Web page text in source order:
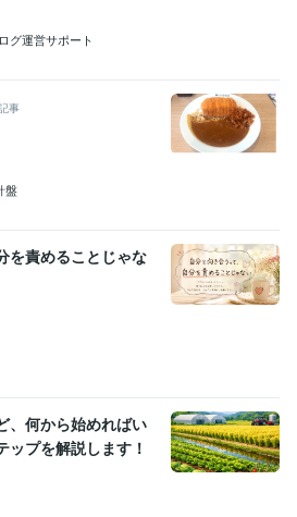
グ運営サポート
事
盤
を責めることじゃな
、何から始めればい
ップを解説します！